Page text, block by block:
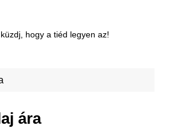
hogy a tiéd legyen az!
ára